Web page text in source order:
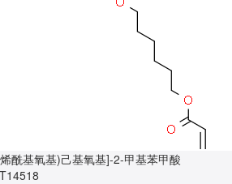
酰基氧基)己基氧基]-2-甲基苯甲酸